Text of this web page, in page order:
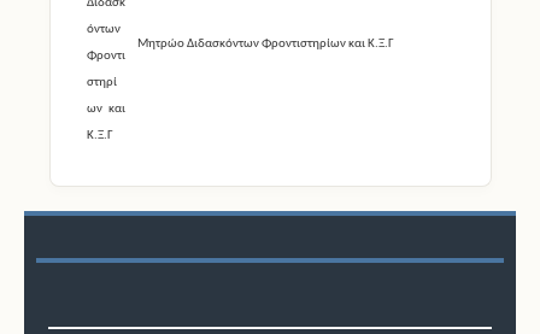
Μητρώο Διδασκόντων Φροντιστηρίων και Κ.Ξ.Γ